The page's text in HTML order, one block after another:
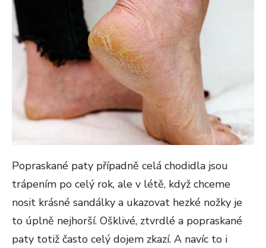
Popraskané paty případně celá chodidla jsou
trápením po celý rok, ale v létě, když chceme
nosit krásné sandálky a ukazovat hezké nožky je
to úplně nejhorší. Ošklivé, ztvrdlé a popraskané
paty totiž často celý dojem zkazí. A navíc to i